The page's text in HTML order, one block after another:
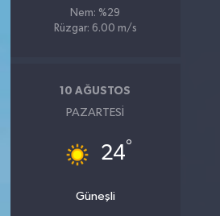
Nem: %29
Rüzgar: 6.00 m/s
10 AĞUSTOS
PAZARTESI
24°
Güneşli